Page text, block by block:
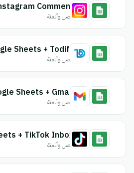
اتصل وأتمتة
Sheets + Todify
اتصل وأتمتة
Sheets + Gmail
اتصل وأتمتة
+ TikTok Inbox
اتصل وأتمتة